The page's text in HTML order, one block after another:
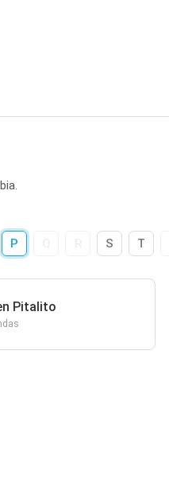
P S T
Pitalito